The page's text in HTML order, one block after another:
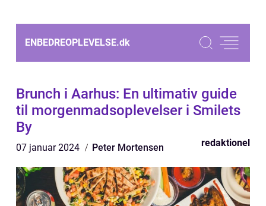
ENBEDREOPLEVELSE.dk
Brunch i Aarhus: En ultimativ guide
til morgenmadsoplevelser i Smilets
By
07 januar 2024 Peter Mortensen redaktionel